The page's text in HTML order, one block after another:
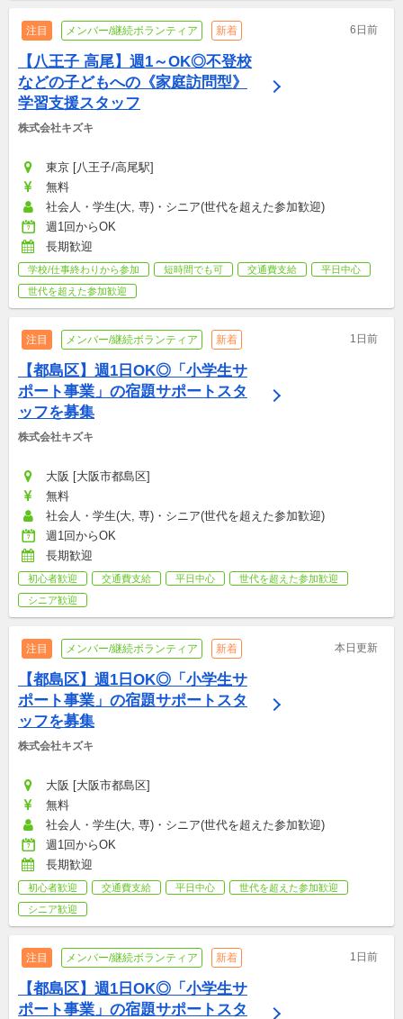
注目 メンバー/継続ボランティア 新着 6日前
【八王子 高尾】週1～OK◎不登校
などの子どもへの《家庭訪問型》
学習支援スタッフ
株式会社キズキ
東京 [八王子/高尾駅]
無料
社会人・学生(大, 専)・シニア(世代を超えた参加歓迎)
週1回からOK
長期歓迎
学校/仕事終わりから参加 短時間でも可 交通費支給
平日中心
世代を超えた参加歓迎
注目 メンバー/継続ボランティア 新着 1日前
【都島区】週1日OK◎「小学生サ
ポート事業」の宿題サポートスタ
ッフを募集
株式会社キズキ
大阪 [大阪市都島区]
無料
社会人・学生(大, 専)・シニア(世代を超えた参加歓迎)
週1回からOK
長期歓迎
初心者歓迎 交通費支給 平日中心
世代を超えた参加歓迎
シニア歓迎
注目 メンバー/継続ボランティア 新着 本日更新
【都島区】週1日OK◎「小学生サ
ポート事業」の宿題サポートスタ
ッフを募集
株式会社キズキ
大阪 [大阪市都島区]
無料
社会人・学生(大, 専)・シニア(世代を超えた参加歓迎)
週1回からOK
長期歓迎
初心者歓迎 交通費支給 平日中心
世代を超えた参加歓迎
シニア歓迎
注目 メンバー/継続ボランティア 新着 1日前
【都島区】週1日OK◎「小学生サ
ポート事業」の宿題サポートスタ